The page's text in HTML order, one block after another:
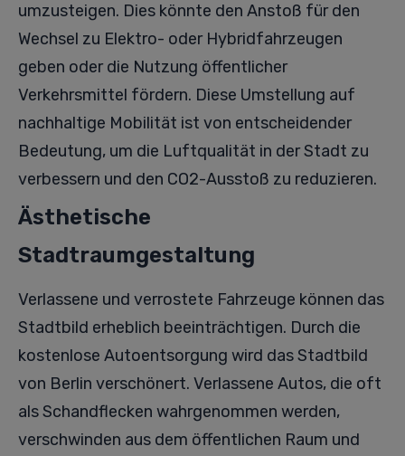
umzusteigen. Dies könnte den Anstoß für den
Wechsel zu Elektro- oder Hybridfahrzeugen
geben oder die Nutzung öffentlicher
Verkehrsmittel fördern. Diese Umstellung auf
nachhaltige Mobilität ist von entscheidender
Bedeutung, um die Luftqualität in der Stadt zu
verbessern und den CO2-Ausstoß zu reduzieren.
Ästhetische
Stadtraumgestaltung
Verlassene und verrostete Fahrzeuge können das
Stadtbild erheblich beeinträchtigen. Durch die
kostenlose Autoentsorgung wird das Stadtbild
von Berlin verschönert. Verlassene Autos, die oft
als Schandflecken wahrgenommen werden,
verschwinden aus dem öffentlichen Raum und